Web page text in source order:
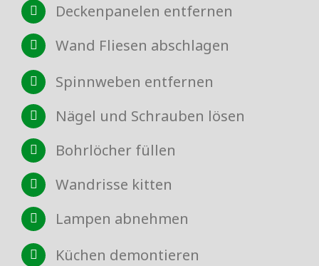
Deckenpanelen entfernen
Wand Fliesen abschlagen
Spinnweben entfernen
Nägel und Schrauben lösen
Bohrlöcher füllen
Wandrisse kitten
Lampen abnehmen
Küchen demontieren